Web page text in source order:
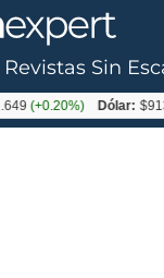
Revistas Sin
Dólar: $913,86